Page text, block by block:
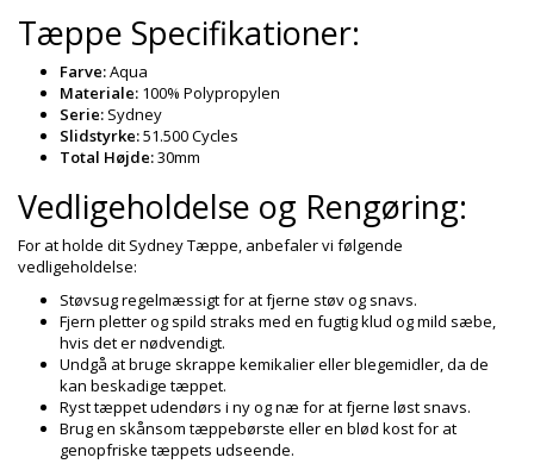
Tæppe Specifikationer:
Farve:Aqua
Materiale: 100% Polypropylen
Serie: Sydney
Slidstyrke:51.500 Cycles
Total Højde:30mm
Vedligeholdelse og Rengøring:
For at holde dit Sydney Tæppe, anbefaler vi følgende
vedligeholdelse:
Støvsug regelmæssigt for at fjerne støv og snavs.
Fjern pletter og spild straks med en fugtig klud og mild sæbe,
hvis det er nødvendigt.
Undgå at bruge skrappe kemikalier eller blegemidler, da de
kan beskadige tæppet.
Ryst tæppet udendørs i ny og næ for at fjerne løst snavs.
Brug en skånsom tæppebørste eller en blød kost for at
genopfriske tæppets udseende.